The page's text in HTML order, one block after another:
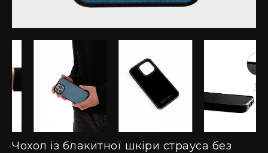
Чохол із блакитної шкіри страуса без